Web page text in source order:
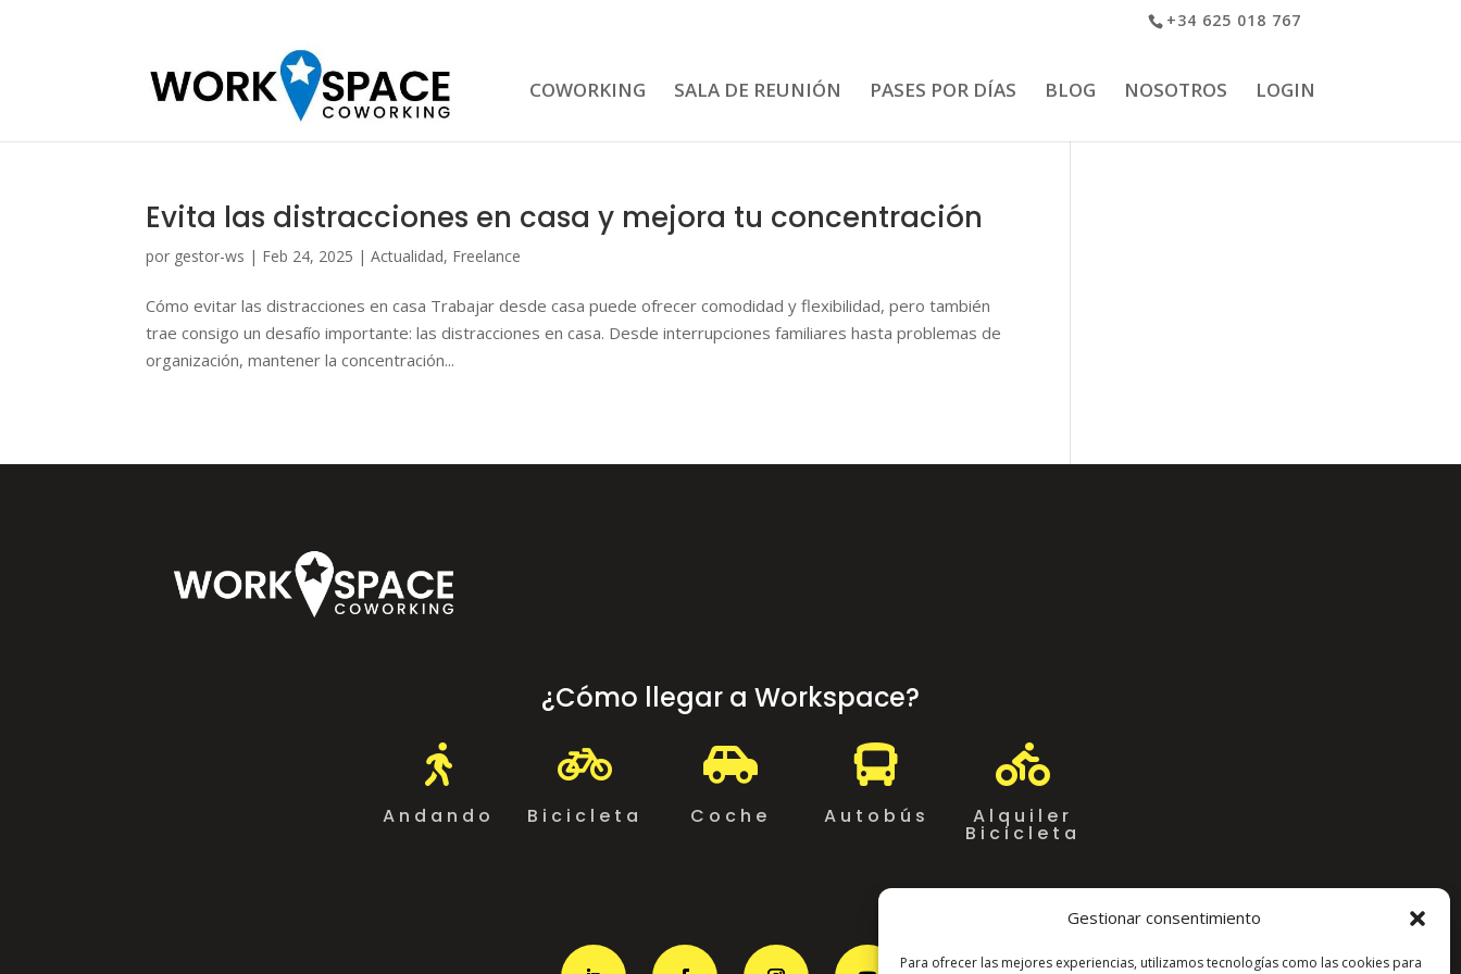
Gestionar consentimiento
Para ofrecer las mejores experiencias, utilizamos tecnologías como las cookies para
+34 625 018 767
COWORKING SALA DE REUNIÓN PASES POR DÍAS BLOG NOSOTROS LOGIN
Evita las distracciones en casa y mejora tu concentración
por gestor-ws | Feb 24, 2025 |Actualidad, Freelance
Cómo evitar las distracciones en casa Trabajar desde casa puede ofrecer comodidad y flexibilidad, pero también
trae consigo un desafío importante: las distracciones en casa. Desde interrupciones familiares hasta problemas de
organización, mantener la concentración...
¿Cómo llegar a Workspace?

Andando

Bicicleta

Coche

Autobús

Alquiler
Bicicleta